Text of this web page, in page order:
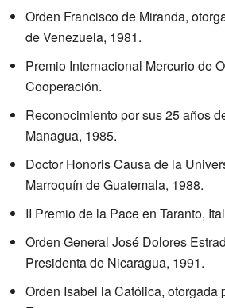
Orden Francisco de Miranda,
de Venezuela, 1981.
Premio Internacional Mercurio de
Cooperación.
Reconocimiento por sus 25 años
Managua, 1985.
Doctor Honoris Causa de la
Marroquín de Guatemala, 1988.
II Premio de la Pace en Taranto,
Orden General José Dolores
Presidenta de Nicaragua, 1991.
Orden Isabel la Católica, otorgada